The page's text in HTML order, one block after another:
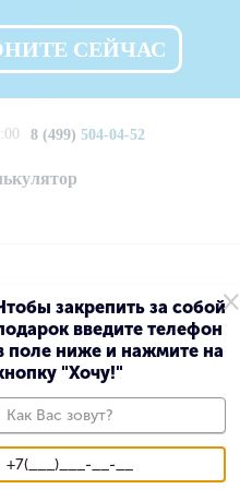
СЕЙЧАС
8 (499) 504-04-52
×
закрепить за собой
введите телефон
поле ниже и нажмите на
"Хочу!"